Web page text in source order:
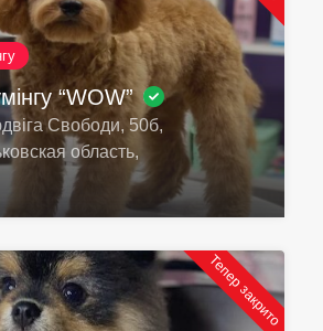
“WOW”
Свободи, 50б,
область,
Тепер закрито